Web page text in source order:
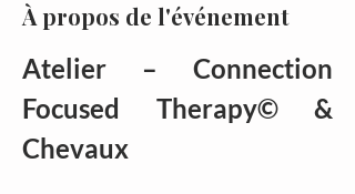
À propos de l'événement
Atelier – Connection
Focused Therapy© &
Chevaux